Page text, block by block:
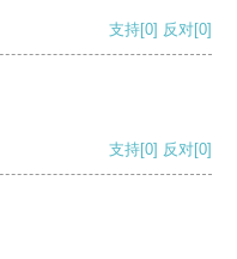
支持[0] 反对[0]
支持[0] 反对[0]